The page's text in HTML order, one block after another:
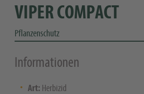
VIPER COMPACT
Pflanzenschutz
Informationen
Art: Herbizid